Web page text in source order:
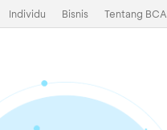
Individu Bisnis Tentang BCA